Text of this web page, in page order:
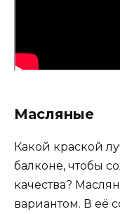
Масляные
Какой краской
балконе, чтобы
качества?
вариантом. В её